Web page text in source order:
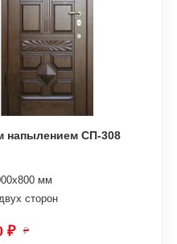
напылением СП-308
мм
сторон
₽ ₽